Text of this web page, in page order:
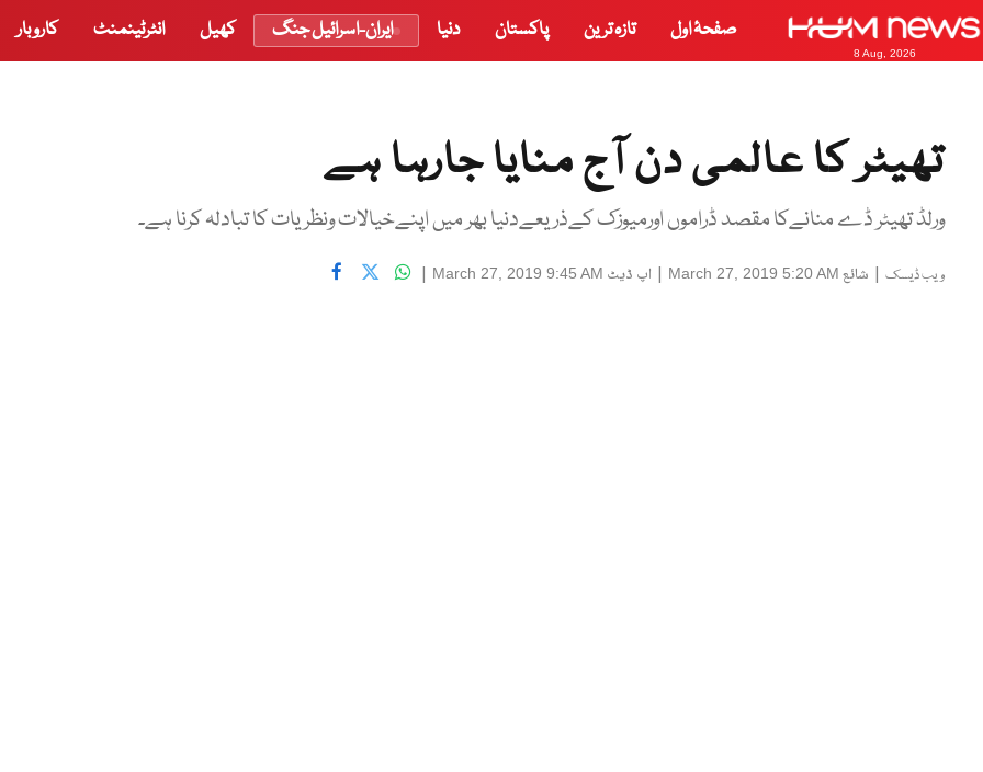
8 Aug, 2026
صفحۂ اول تازہ ترین پاکستان دنیا ایران-اسرائیل جنگ کھیل انٹرٹینمنٹ کاروبار
تھیٹر کا عالمی دن آج منایا جارہا ہے
ورلڈ تھیٹر ڈے منانےکا مقصد ڈراموں اورمیوزک کےذریعےدنیا بھر میں اپنےخیالات ونظریات کا تبادلہ کرنا ہے۔
ویب ڈیسک | شائع March 27, 2019 5:20 AM
| اپ ڈیٹ March 27, 2019 9:45 AM
|